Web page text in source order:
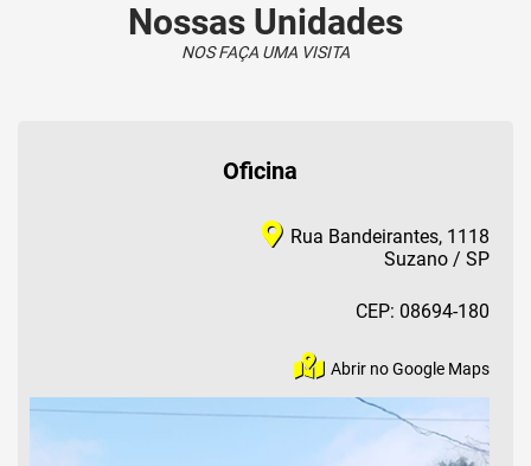
Nossas Unidades
NOS FAÇA UMA VISITA
Oficina
Rua Bandeirantes, 1118
Suzano / SP
CEP: 08694-180
Abrir no Google Maps